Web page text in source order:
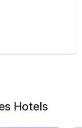
Hotels